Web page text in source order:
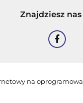
CASTROL
Znajdziesz nas
na